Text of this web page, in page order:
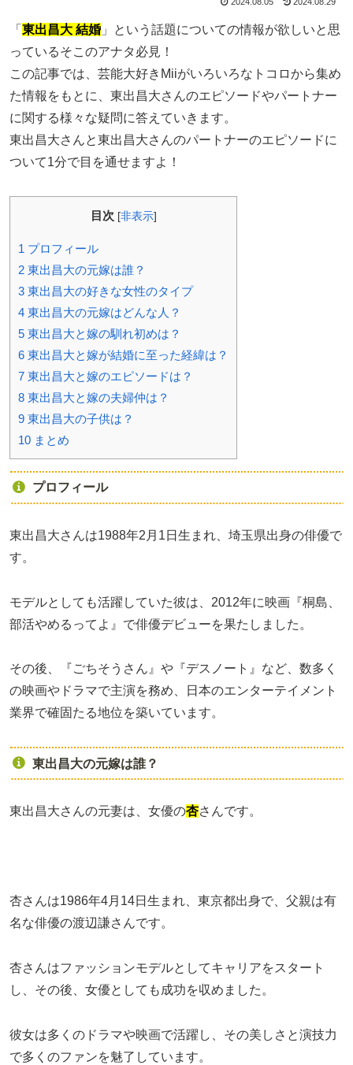
「 東出昌大 結婚 」という話題についての情報が欲しいと思
っているそこのアナタ必見！
この記事では、芸能大好きMiiがいろいろなトコロから集め
た情報をもとに、東出昌大さんのエピソードやパートナー
に関する様々な疑問に答えていきます。
東出昌大さんと東出昌大さんのパートナーのエピソードに
ついて1分で目を通せますよ！
目次 [非表示]
1 プロフィール
2 東出昌大の元嫁は誰？
3 東出昌大の好きな女性のタイプ
4 東出昌大の元嫁はどんな人？
5 東出昌大と嫁の馴れ初めは？
6 東出昌大と嫁が結婚に至った経緯は？
7 東出昌大と嫁のエピソードは？
8 東出昌大と嫁の夫婦仲は？
9 東出昌大の子供は？
10 まとめ
プロフィール
東出昌大さんは1988年2月1日生まれ、埼玉県出身の俳優で
す。
モデルとしても活躍していた彼は、2012年に映画『桐島、
部活やめるってよ』で俳優デビューを果たしました。
その後、『ごちそうさん』や『デスノート』など、数多く
の映画やドラマで主演を務め、日本のエンターテイメント
業界で確固たる地位を築いています。
東出昌大の元嫁は誰？
東出昌大さんの元妻は、女優の杏さんです。
杏さんは1986年4月14日生まれ、東京都出身で、父親は有
名な俳優の渡辺謙さんです。
杏さんはファッションモデルとしてキャリアをスタート
し、その後、女優としても成功を収めました。
彼女は多くのドラマや映画で活躍し、その美しさと演技力
で多くのファンを魅了しています。